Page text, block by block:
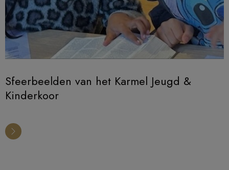
Sfeerbeelden van het Karmel Jeugd &
Kinderkoor